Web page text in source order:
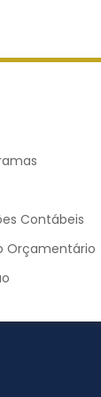
Contábeis
Orçamentário